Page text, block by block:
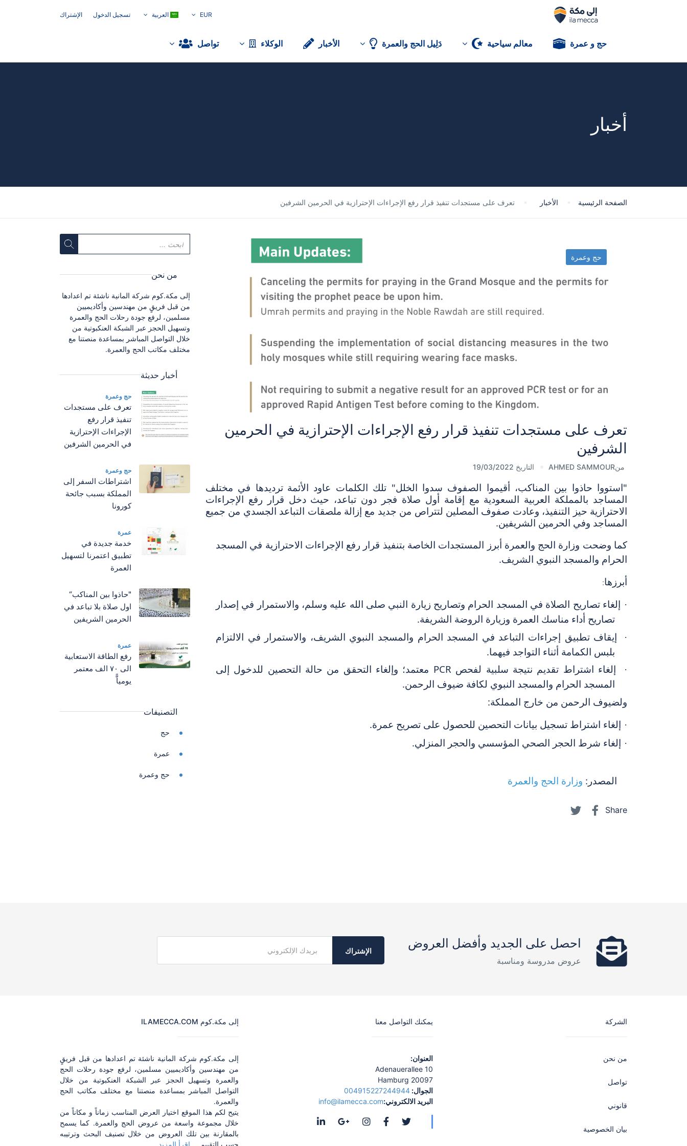
EUR العربية تسجيل الدخول الإشتراك
حج و عمرة معالم سياحية دَلِيل الحج والعمرة الأخبار الوكلاء تواصل
أخبار
الصفحة الرئيسية الأخبار تعرف على مستجدات تنفيذ قرار رفع الإجراءات الإحترازية في الحرمين الشرفين
حج وعمرة
تعرف على مستجدات تنفيذ قرار رفع الإجراءات الإحترازية في الحرمين
الشرفين
منAHMED SAMMOUR التاريخ 19/03/2022
"استووا حاذوا بين المناكب، أقيموا الصفوف سدوا الخلل" تلك الكلمات عاود الأئمة ترديدها في مختلف
المساجد بالمملكة العربية السعودية مع إقامة أول صلاة فجر دون تباعد، حيث دخل قرار رفع الإجراءات
الاحترازية حيز التنفيذ، وعادت صفوف المصلين لتتراص من جديد مع إزالة ملصقات التباعد الجسدي من جميع
المساجد وفي الحرمين الشريفين.
كما وضحت وزارة الحج والعمرة أبرز المستجدات الخاصة بتنفيذ قرار رفع الإجراءات الاحترازية في المسجد
الحرام والمسجد النبوي الشريف.
أبرزها:
· إلغاء تصاريح الصلاة في المسجد الحرام وتصاريح زيارة النبي صلى الله عليه وسلم، والاستمرار في إصدار
تصاريح أداء مناسك العمرة وزيارة الروضة الشريفة.
·
إيقاف تطبيق إجراءات التباعد في المسجد الحرام والمسجد النبوي الشريف، والاستمرار في الالتزام
بلبس الكمامة أثناء التواجد فيهما.
· إلغاء اشتراط تقديم نتيجة سلبية لفحص PCR معتمد؛ وإلغاء التحقق من حالة التحصين للدخول إلى
المسجد الحرام والمسجد النبوي لكافة ضيوف الرحمن.
ولضيوف الرحمن من خارج المملكة:
· إلغاء اشتراط تسجيل بيانات التحصين للحصول على تصريح عمرة.
· إلغاء شرط الحجر الصحي المؤسسي والحجر المنزلي.
المصدر: وزارة الحج والعمرة
Share
من نحن
إلى مكة.كوم شركة المانية ناشئة تم اعدادها
من قبل فريقٍ من مهندسين وأكاديميين
مسلمين، لرفع جودة رحلات الحج والعمرة
وتسهيل الحجز عبر الشبكة العنكبوتية من
خلال التواصل المباشر بمساعدة منصتنا مع
مختلف مكاتب الحج والعمرة.
أخبار حديثة
حج وعمرة
تعرف على مستجدات
تنفيذ قرار رفع
الإجراءات الإحترازية
في الحرمين الشرفين
حج وعمرة
اشتراطات السفر إلى
المملكة بسبب جائحة
كورونا
عمرة
خدمة جديدة في
تطبيق اعتمرنا لتسهيل
العمرة
"حاذوا بين المناكب“
اول صلاة بلا تباعد في
الحرمين الشريفين
عمرة
رفع الطاقة الاستعابية
الى ٧٠ الف معتمر
يومياًّ
التصنيفات
حج
عمرة
حج وعمرة
احصل على الجديد وأفضل العروض
عروض مدروسة ومناسبة
الإشتراك
الشركة
من نحن
تواصل
قانوني
بيان الخصوصية
يمكنك التواصل معنا
العنوان:
Adenauerallee 10
20097 Hamburg
الجوال: 004915227244944
البريد الالكتروني:info@ilamecca.com
إلى مكة.كوم ILAMECCA.COM
إلى مكة.كوم شركة المانية ناشئة تم اعدادها من قبل فريقٍ
من مهندسين وأكاديميين مسلمين، لرفع جودة رحلات الحج
والعمرة وتسهيل الحجز عبر الشبكة العنكبوتية من خلال
التواصل المباشر بمساعدة منصتنا مع مختلف مكاتب الحج
والعمرة.
يتيح لكم هذا الموقع اختيار العرض المناسب زماناً و مكاناً من
خلال مجموعة واسعة من عروض الحج والعمرة. كما يسمح
بالمقارنة بين تلك العروض من خلال تصنيف البحث وترتيبه